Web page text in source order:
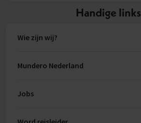
Handige links
Wie zijn wij?
Mundero Nederland
Jobs